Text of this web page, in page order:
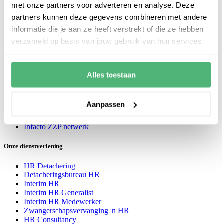
met onze partners voor adverteren en analyse. Deze
partners kunnen deze gegevens combineren met andere
informatie die je aan ze heeft verstrekt of die ze hebben
verzameld op basis van jouw gebruik van hun services.
Alles toestaan
Aanpassen
Wie zijn wij
Maatschappelijk verantwoord
SNA-keurmerk
Lid van VvDN
Referenties
HR Blog en Tips
Carrière
Werken bij HR Specialist
Infacto ZZP netwerk
Onze dienstverlening
HR Detachering
Detacheringsbureau HR
Interim HR
Interim HR Generalist
Interim HR Medewerker
Zwangerschapsvervanging in HR
HR Consultancy